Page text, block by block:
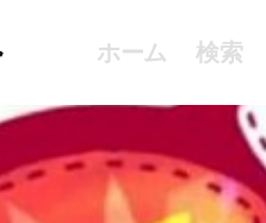
ホーム 検索